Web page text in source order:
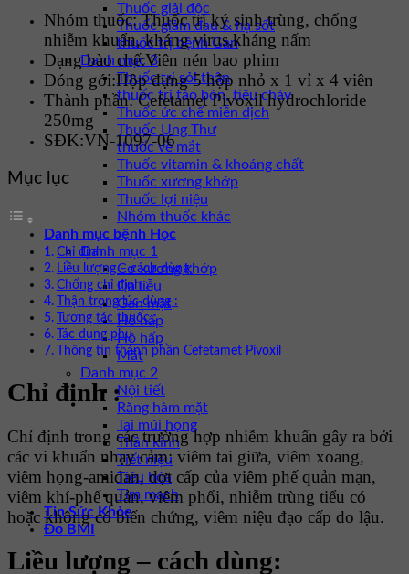
Thuốc giải độc
Thuốc giảm đau & hạ sốt
thuốc trị bệnh Gan
Danh mục 3
Thuốc trị sỏi thận
thuốc trị táo bón, tiêu chảy
Thuốc ức chế miễn dịch
Thuốc Ung Thư
thuốc về mắt
Thuốc vitamin & khoáng chất
Thuốc xương khớp
Thuốc lợi niệu
Nhóm thuốc khác
Danh mục bệnh Học
Danh mục 1
Cơ xương khớp
Da liễu
Gan mật
Hô hấp
Hô hấp
Mắt
Danh mục 2
Nội tiết
Răng hàm mặt
Tai mũi họng
Thần kinh
Tiết niệu
Tiêu hóa
Tim mạch
Tin Sức Khỏe
Đo BMI
Nhóm thuốc:Thuốc trị ký sinh trùng, chống
nhiễm khuẩn, kháng virus,kháng nấm
Dạng bào chế:Viên nén bao phim
Đóng gói:Hộp đựng 5 hộp nhỏ x 1 vỉ x 4 viên
Thành phần:Cefetamet Pivoxil hydrochloride
250mg
SĐK:VN-1097-06
Mục lục
Chỉ định :
Liều lượng – cách dùng:
Chống chỉ định :
Thận trọng lúc dùng :
Tương tác thuốc :
Tác dụng phụ
Thông tin thành phần Cefetamet Pivoxil
Chỉ định :
Chỉ định trong các trường hợp nhiễm khuẩn gây ra bởi
các vi khuẩn nhạy cảm: viêm tai giữa, viêm xoang,
viêm họng-amidan, đợt cấp của viêm phế quản mạn,
viêm khí-phế quản, viêm phổi, nhiễm trùng tiểu có
hoặc không có biến chứng, viêm niệu đạo cấp do lậu.
Liều lượng – cách dùng: